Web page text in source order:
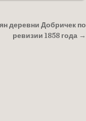
деревни Добричек по
ревизии 1858 года →